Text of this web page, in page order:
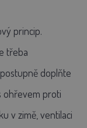
princip.
třeba
doplňte
ohřevem proti
v zimě, ventilaci